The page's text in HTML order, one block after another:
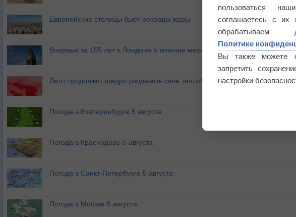
Европейские столицы бьют рекорды жары
Впервые за 155 лет в Лондоне в течение месяца не выпадал дождь
Лето продолжит щедро раздавать своё тепло!
Погода в Екатеринбурге 5 августа
Погода в Краснодаре 5 августа
Погода в Санкт-Петербурге 5 августа
Погода в Москве 5 августа
пользоваться
соглашаетесь с их
Политике
Вы также можете
запретить
настройки